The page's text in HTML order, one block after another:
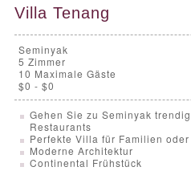
Villa Tenang
Seminyak
5 Zimmer
10 Maximale Gäste
$0 - $0
Gehen Sie zu Seminyak
Restaurants
Perfekte Villa für Familien
Moderne Architektur
Continental Frühstück